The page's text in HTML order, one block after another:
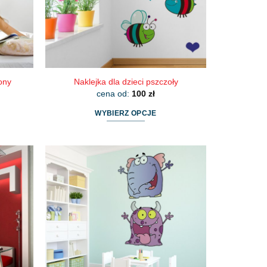
Naklejka dla dzieci pszczoły
cena od: 100 zł
WYBIERZ OPCJE
ma
wiele
wariantów.
Opcje
można
wybrać
na
stronie
produktu